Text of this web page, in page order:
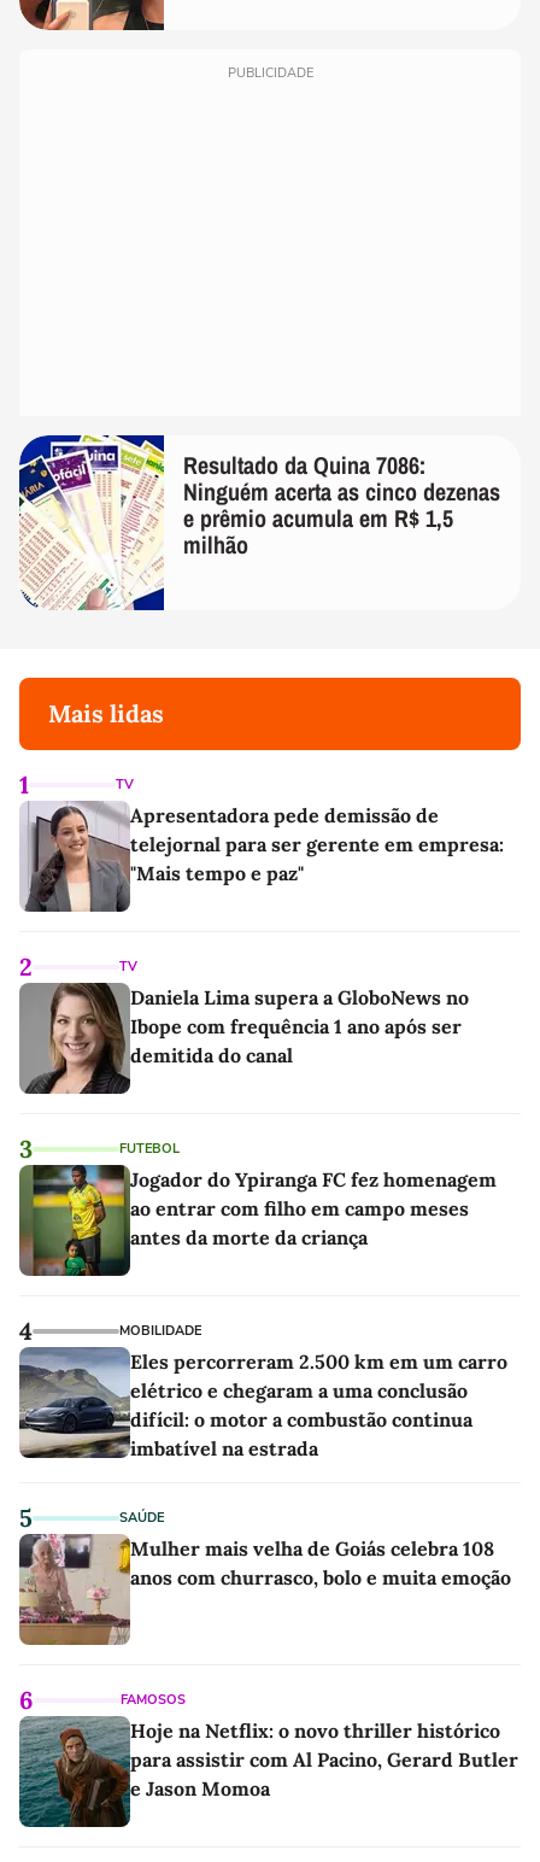
PUBLICIDADE
Resultado da Quina 7086:
Ninguém acerta as cinco dezenas
e prêmio acumula em R$ 1,5
milhão
Mais lidas
1 TV
Apresentadora pede demissão de
telejornal para ser gerente em empresa:
"Mais tempo e paz"
2 TV
Daniela Lima supera a GloboNews no
Ibope com frequência 1 ano após ser
demitida do canal
3 FUTEBOL
Jogador do Ypiranga FC fez homenagem
ao entrar com filho em campo meses
antes da morte da criança
4 MOBILIDADE
Eles percorreram 2.500 km em um carro
elétrico e chegaram a uma conclusão
difícil: o motor a combustão continua
imbatível na estrada
5 SAÚDE
Mulher mais velha de Goiás celebra 108
anos com churrasco, bolo e muita emoção
6 FAMOSOS
Hoje na Netflix: o novo thriller histórico
para assistir com Al Pacino, Gerard Butler
e Jason Momoa